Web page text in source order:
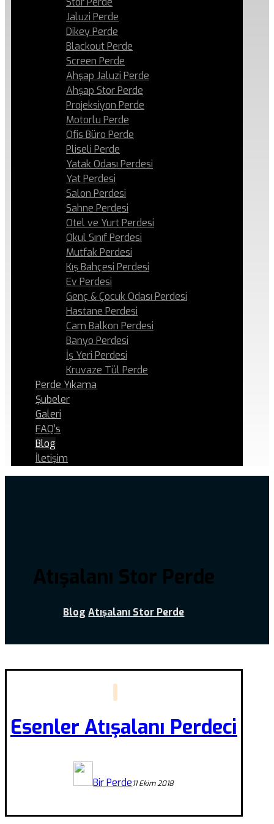
Jaluzi Perde
Dikey Perde
Blackout Perde
Screen Perde
Ahşap Jaluzi Perde
Ahşap Stor Perde
Projeksiyon Perde
Motorlu Perde
Ofis Büro Perde
Pliseli Perde
Yatak Odası Perdesi
Yat Perdesi
Salon Perdesi
Sahne Perdesi
Otel ve Yurt Perdesi
Okul Sınıf Perdesi
Mutfak Perdesi
Kış Bahçesi Perdesi
Ev Perdesi
Genç & Çocuk Odası Perdesi
Hastane Perdesi
Cam Balkon Perdesi
Banyo Perdesi
İş Yeri Perdesi
Kruvaze Tül Perde
Perde Yıkama
Şubeler
Galeri
FAQ’s
Blog
İletişim
Atışalanı Stor Perde
Blog Atışalanı Stor Perde
Esenler Atışalanı Perdeci
Bir Perde11 Ekim 2018